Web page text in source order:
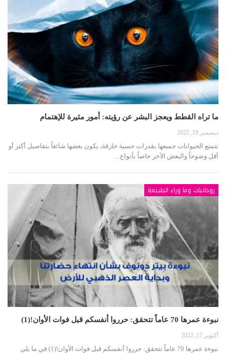
ما تراه القطط ويعجز البشر عن رؤيته: أمور مثيرة للإهتمام
ديسمبر 19, 2022
تتمتع الحيوانات جميعها بقدرات حسية خارقة، يكون بعضها شائعاً بتفاصيل أكثر أو
أقل وضوحاً والبعض الآخر خاصاً بأنواع…
روحانيات وما وراء الطبيعة
نبوءة عمرها 70 عاماً تتحقق: حرروا أنفسكم قبل فوات الأوان!(1)
أكتوبر 17, 2022
نبوءة عمرها 70 عاماً تتحقق: حرروا أنفسكم قبل فوات الأوان!(1) في ما يلي